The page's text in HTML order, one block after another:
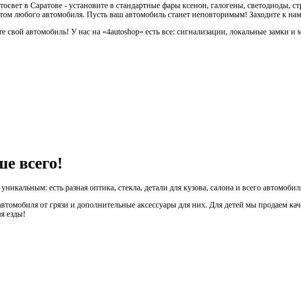
в Саратове - установите в стандартные фары ксенон, галогены, светодиоды,
любого автомобиля. Пусть ваш автомобиль станет неповторимым! Заходите к
свой автомобиль! У нас на «4autoshop» есть все: сигнализации, локальные замки и
всего!
есть разная оптика, стекла, детали для кузова, салона и всего
от грязи и дополнительные аксессуары для них. Для детей мы продаем
езды!